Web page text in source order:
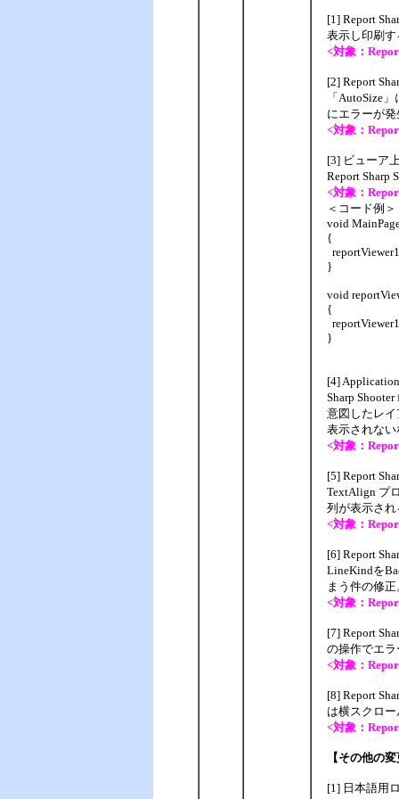
[1] Report
表示し印刷
<対象：
[2] Report
「AutoSize
にエラーが
<対象：
[3] ビューア
Report Sharp
<対象：
＜コード例＞
void
{
}
void
{
}
[4]
Sharp
意図したレ
表示されない
<対象：
[5] Report
TextAlign プ
列が表示さ
<対象：
[6] Report
LineKindを
まう件の修正
<対象：
[7] Report
の操作でエ
<対象：
[8] Report
は横スクロ
<対象：
【その他の
[1] 日本語用